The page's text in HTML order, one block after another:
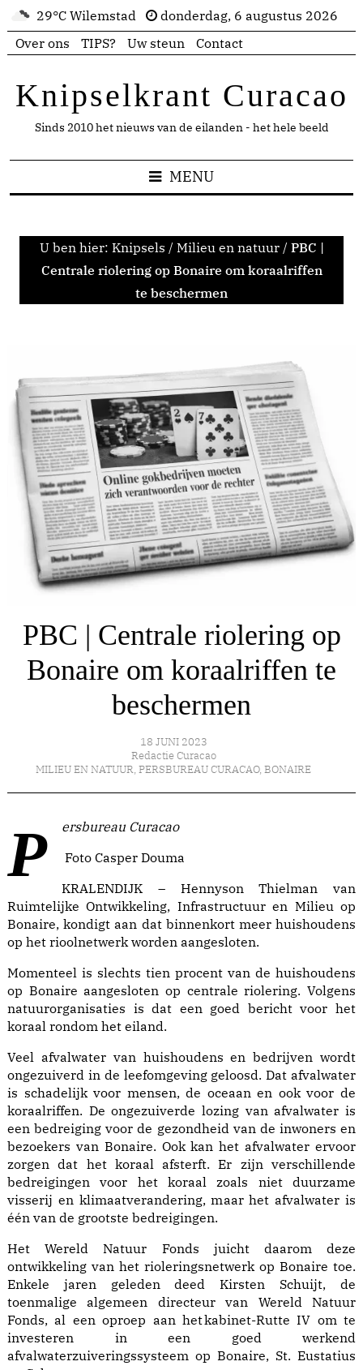
29°C Wilemstad
donderdag, 6 augustus 2026
Over ons
TIPS? Uw steun Contact
Knipselkrant Curacao
Sinds 2010 het nieuws van de eilanden - het hele beeld
MENU
U ben hier: Knipsels / Milieu en natuur / PBC |
Centrale riolering op Bonaire om koraalriffen
te beschermen
PBC | Centrale riolering op
Bonaire om koraalriffen te
beschermen
18 JUNI 2023
Redactie Curacao
MILIEU EN NATUUR, PERSBUREAU CURACAO, BONAIRE
Persbureau Curacao
Foto Casper Douma
KRALENDIJK – Hennyson Thielman van
Ruimtelijke Ontwikkeling, Infrastructuur en Milieu op
Bonaire, kondigt aan dat binnenkort meer huishoudens
op het rioolnetwerk worden aangesloten.
Momenteel is slechts tien procent van de huishoudens
op Bonaire aangesloten op centrale riolering. Volgens
natuurorganisaties is dat een goed bericht voor het
koraal rondom het eiland.
Veel afvalwater van huishoudens en bedrijven wordt
ongezuiverd in de leefomgeving geloosd. Dat afvalwater
is schadelijk voor mensen, de oceaan en ook voor de
koraalriffen. De ongezuiverde lozing van afvalwater is
een bedreiging voor de gezondheid van de inwoners en
bezoekers van Bonaire. Ook kan het afvalwater ervoor
zorgen dat het koraal afsterft. Er zijn verschillende
bedreigingen voor het koraal zoals niet duurzame
visserij en klimaatverandering, maar het afvalwater is
één van de grootste bedreigingen.
Het Wereld Natuur Fonds juicht daarom deze
ontwikkeling van het rioleringsnetwerk op Bonaire toe.
Enkele jaren geleden deed Kirsten Schuijt, de
toenmalige algemeen directeur van Wereld Natuur
Fonds, al een oproep aan het kabinet-Rutte IV om te
investeren in een goed werkend
afvalwaterzuiveringssysteem op Bonaire, St. Eustatius